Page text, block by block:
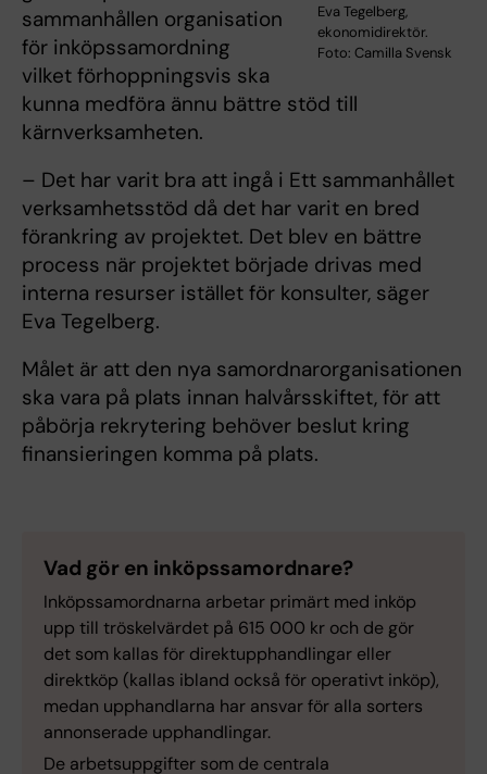
Eva Tegelberg,
ekonomidirektör.
Foto: Camilla Svensk
sammanhållen organisation
för inköpssamordning
vilket förhoppningsvis ska
kunna medföra ännu bättre stöd till
kärnverksamheten.
– Det har varit bra att ingå i Ett sammanhållet
verksamhetsstöd då det har varit en bred
förankring av projektet. Det blev en bättre
process när projektet började drivas med
interna resurser istället för konsulter, säger
Eva Tegelberg.
Målet är att den nya samordnarorganisationen
ska vara på plats innan halvårsskiftet, för att
påbörja rekrytering behöver beslut kring
finansieringen komma på plats.
Vad gör en inköpssamordnare?
Inköpssamordnarna arbetar primärt med inköp
upp till tröskelvärdet på 615 000 kr och de gör
det som kallas för direktupphandlingar eller
direktköp (kallas ibland också för operativt inköp),
medan upphandlarna har ansvar för alla sorters
annonserade upphandlingar.
De arbetsuppgifter som de centrala